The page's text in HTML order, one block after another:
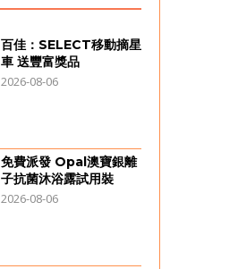
百佳：SELECT移動摘星
車 送豐富獎品
2026-08-06
免費派發 Opal澳寶銀離
子抗菌沐浴露試用裝
2026-08-06